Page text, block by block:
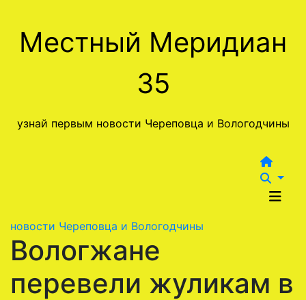
содержимому
Местный Меридиан
35
узнай первым новости Череповца и Вологодчины
новости Череповца и Вологодчины
Вологжане
перевели жуликам в